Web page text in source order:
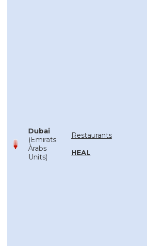
Dubai
(Emirats
Àrabs
Units)
Restaurants
HEAL